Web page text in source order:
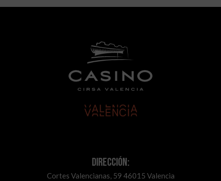
Dirección:
Cortes Valencianas, 59 46015 Valencia